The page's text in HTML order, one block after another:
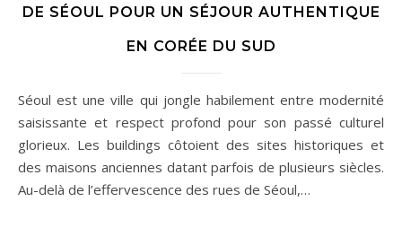
DE SÉOUL POUR UN SÉJOUR AUTHENTIQUE
EN CORÉE DU SUD
Séoul est une ville qui jongle habilement entre modernité
saisissante et respect profond pour son passé culturel
glorieux. Les buildings côtoient des sites historiques et
des maisons anciennes datant parfois de plusieurs siècles.
Au-delà de l’effervescence des rues de Séoul,…